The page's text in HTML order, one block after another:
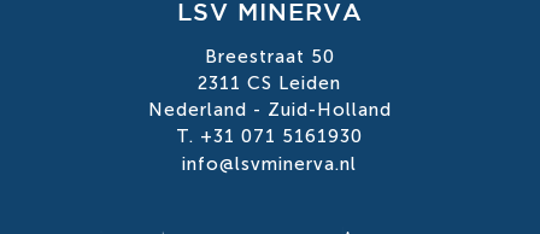
LSV MINERVA
Breestraat 50
2311 CS Leiden
Nederland - Zuid-Holland
T. +31 071 5161930
info@lsvminerva.nl